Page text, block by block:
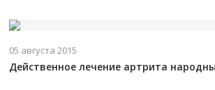
05 августа 2015
Действенное лечение артрита